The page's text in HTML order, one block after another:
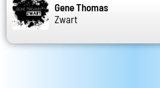
Gene Thomas
Zwart